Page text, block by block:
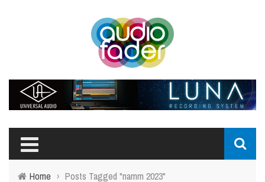
Home › Posts Tagged "namm 2023"